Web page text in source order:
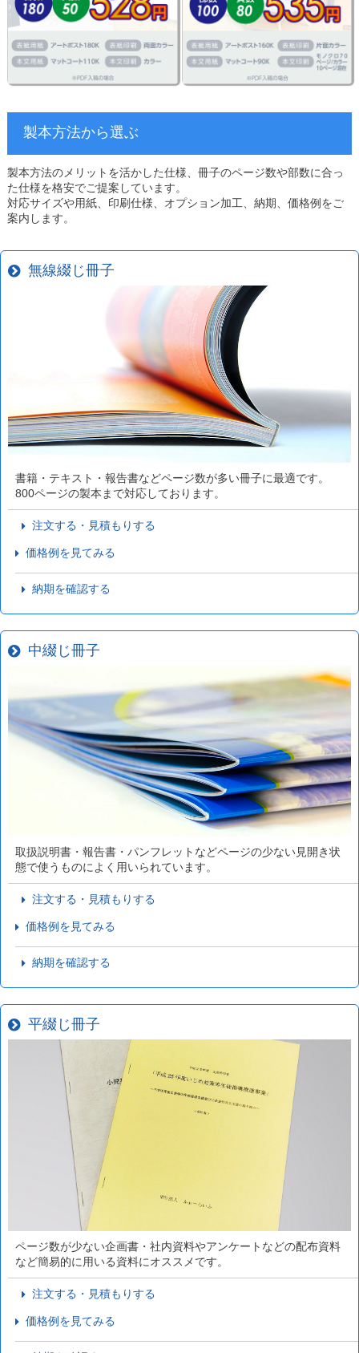
製本方法から選ぶ
製本方法のメリットを活かした仕様、冊子のページ数や部数に合っ
た仕様を格安でご提案しています。
対応サイズや用紙、印刷仕様、オプション加工、納期、価格例をご
案内します。
無線綴じ冊子
書籍・テキスト・報告書などページ数が多い冊子に最適です。
800ページの製本まで対応しております。
注文する・見積もりする
価格例を見てみる
納期を確認する
中綴じ冊子
取扱説明書・報告書・パンフレットなどページの少ない見開き状
態で使うものによく用いられています。
注文する・見積もりする
価格例を見てみる
納期を確認する
平綴じ冊子
ページ数が少ない企画書・社内資料やアンケートなどの配布資料
など簡易的に用いる資料にオススメです。
注文する・見積もりする
価格例を見てみる